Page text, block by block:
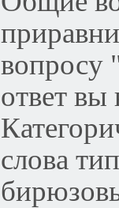
вопросу
ответ вы
слова